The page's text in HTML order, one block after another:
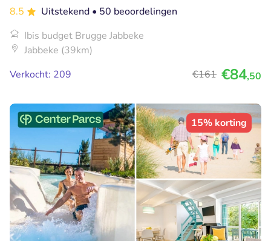
8.5 Uitstekend • 50 beoordelingen
Ibis budget Brugge Jabbeke
Jabbeke (39km)
Verkocht: 209
€161 €84,50
15% korting